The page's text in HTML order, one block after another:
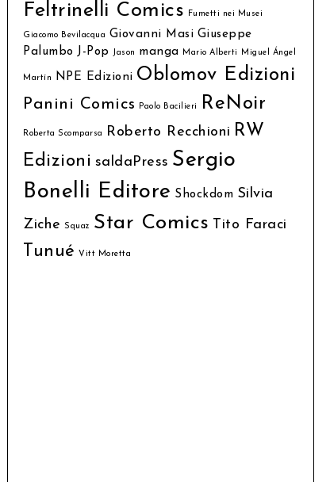
Feltrinelli Comics Fumetti nei Musei
Giacomo Bevilacqua Giovanni Masi Giuseppe
Palumbo J-Pop Jason manga Mario Alberti Miguel Ángel
Martín NPE Edizioni Oblomov Edizioni
Panini Comics Paolo Bacilieri ReNoir
Roberta Scomparsa Roberto Recchioni RW
Edizioni saldaPress Sergio
Bonelli Editore Shockdom Silvia
Ziche Squaz Star Comics Tito Faraci
Tunué Vitt Moretta